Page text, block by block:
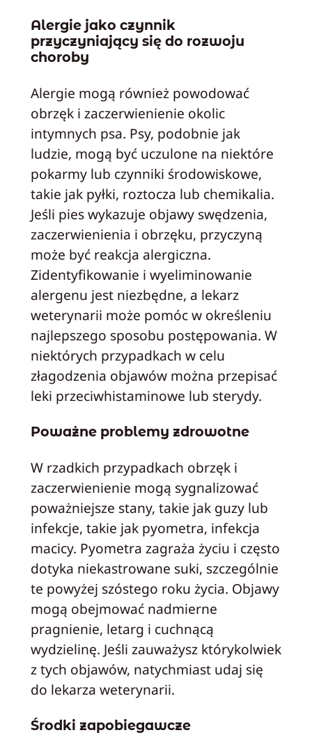
Alergie jako czynnik
przyczyniający się do rozwoju
choroby
Alergie mogą również powodować
obrzęk i zaczerwienienie okolic
intymnych psa. Psy, podobnie jak
ludzie, mogą być uczulone na niektóre
pokarmy lub czynniki środowiskowe,
takie jak pyłki, roztocza lub chemikalia.
Jeśli pies wykazuje objawy swędzenia,
zaczerwienienia i obrzęku, przyczyną
może być reakcja alergiczna.
Zidentyfikowanie i wyeliminowanie
alergenu jest niezbędne, a lekarz
weterynarii może pomóc w określeniu
najlepszego sposobu postępowania. W
niektórych przypadkach w celu
złagodzenia objawów można przepisać
leki przeciwhistaminowe lub sterydy.
Poważne problemy zdrowotne
W rzadkich przypadkach obrzęk i
zaczerwienienie mogą sygnalizować
poważniejsze stany, takie jak guzy lub
infekcje, takie jak pyometra, infekcja
macicy. Pyometra zagraża życiu i często
dotyka niekastrowane suki, szczególnie
te powyżej szóstego roku życia. Objawy
mogą obejmować nadmierne
pragnienie, letarg i cuchnącą
wydzielinę. Jeśli zauważysz którykolwiek
z tych objawów, natychmiast udaj się
do lekarza weterynarii.
Środki zapobiegawcze